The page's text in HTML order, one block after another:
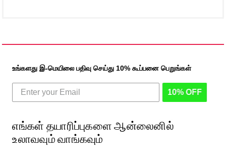
உங்களது இ-மெயிலை பதிவு செய்து 10% கூப்பனை பெறுங்கள்
10% OFF
எங்கள் தயாரிப்புகளை ஆன்லைனில்
உலாவவும் வாங்கவும்